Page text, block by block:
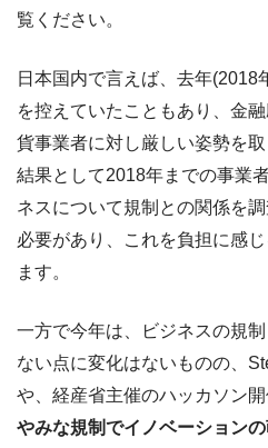
覧ください。
日本国内で言えば、去年(2018
を控えていたこともあり、金
貨事業者に対し厳しい姿勢を
結果として2018年までの事業
ネスについて規制との関係を
必要があり、これを負担に感
ます。
一方で今年は、ビジネスの規
ない点に変化はないものの、
や、経産省主催のハッカソン開
やみな規制でイノベーション